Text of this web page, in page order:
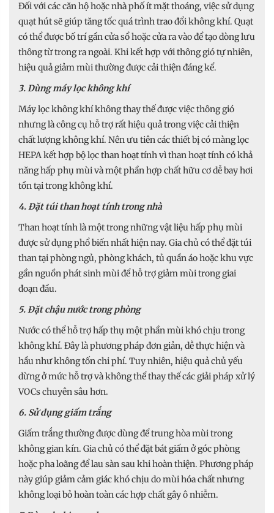
Đối với các căn hộ hoặc nhà phố ít mặt thoáng, việc sử dụng
quạt hút sẽ giúp tăng tốc quá trình trao đổi không khí. Quạt
có thể được bố trí gần cửa sổ hoặc cửa ra vào để tạo dòng lưu
thông từ trong ra ngoài. Khi kết hợp với thông gió tự nhiên,
hiệu quả giảm mùi thường được cải thiện đáng kể.
3. Dùng máy lọc không khí
Máy lọc không khí không thay thế được việc thông gió
nhưng là công cụ hỗ trợ rất hiệu quả trong việc cải thiện
chất lượng không khí. Nên ưu tiên các thiết bị có màng lọc
HEPA kết hợp bộ lọc than hoạt tính vì than hoạt tính có khả
năng hấp phụ mùi và một phần hợp chất hữu cơ dễ bay hơi
tồn tại trong không khí.
4. Đặt túi than hoạt tính trong nhà
Than hoạt tính là một trong những vật liệu hấp phụ mùi
được sử dụng phổ biến nhất hiện nay. Gia chủ có thể đặt túi
than tại phòng ngủ, phòng khách, tủ quần áo hoặc khu vực
gần nguồn phát sinh mùi để hỗ trợ giảm mùi trong giai
đoạn đầu.
5. Đặt chậu nước trong phòng
Nước có thể hỗ trợ hấp thụ một phần mùi khó chịu trong
không khí. Đây là phương pháp đơn giản, dễ thực hiện và
hầu như không tốn chi phí. Tuy nhiên, hiệu quả chủ yếu
dừng ở mức hỗ trợ và không thể thay thế các giải pháp xử lý
VOCs chuyên sâu hơn.
6. Sử dụng giấm trắng
Giấm trắng thường được dùng để trung hòa mùi trong
không gian kín. Gia chủ có thể đặt bát giấm ở góc phòng
hoặc pha loãng để lau sàn sau khi hoàn thiện. Phương pháp
này giúp giảm cảm giác khó chịu do mùi hóa chất nhưng
không loại bỏ hoàn toàn các hợp chất gây ô nhiễm.